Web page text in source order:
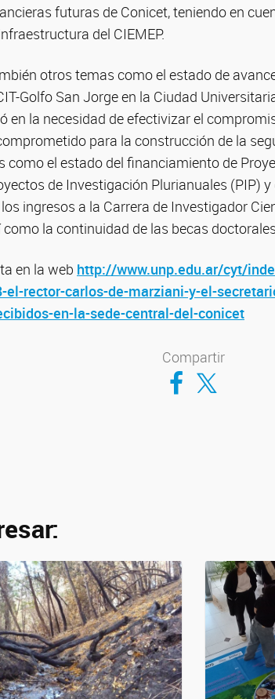
futuras de Conicet, teniendo en
del CIEMEP.
otros temas como el estado de
Golfo San Jorge en la Ciudad
en la necesidad de efectivizar el
para la construcción de la
como el estado del financiamiento de
de Investigación Plurianuales (PIP)
los ingresos a la Carrera de Investigador
la continuidad de las becas
en la web http://www.unp.edu.ar/cyt/
el-rector-carlos-de-marziani-y-el-
en-la-sede-central-del-conicet
Compartir
Compartir en Facebook
Compartir en Twitter